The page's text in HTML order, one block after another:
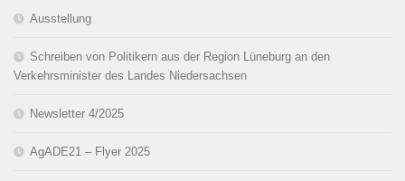
Ausstellung
Schreiben von Politikern aus der Region Lüneburg an den
Verkehrsminister des Landes Niedersachsen
Newsletter 4/2025
AgADE21 – Flyer 2025